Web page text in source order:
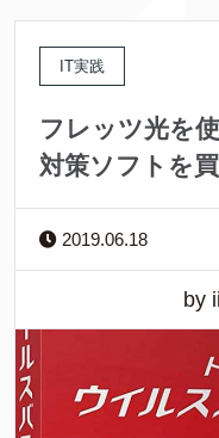
IT実践
フレッツ光を
対策ソフトを
2019.06.18
by